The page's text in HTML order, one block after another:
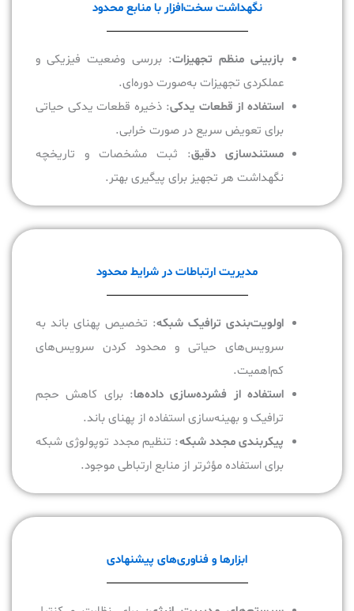
نگهداشت سخت‌افزار با منابع محدود
بازبینی منظم تجهیزات: بررسی وضعیت فیزیکی و
عملکردی تجهیزات به‌صورت دوره‌ای.
استفاده از قطعات یدکی: ذخیره قطعات یدکی حیاتی
برای تعویض سریع در صورت خرابی.
مستندسازی دقیق: ثبت مشخصات و تاریخچه
نگهداشت هر تجهیز برای پیگیری بهتر.
مدیریت ارتباطات در شرایط محدود
اولویت‌بندی ترافیک شبکه: تخصیص پهنای باند به
سرویس‌های حیاتی و محدود کردن سرویس‌های
کم‌اهمیت.
استفاده از فشرده‌سازی داده‌ها: برای کاهش حجم
ترافیک و بهینه‌سازی استفاده از پهنای باند.
پیکربندی مجدد شبکه: تنظیم مجدد توپولوژی شبکه
برای استفاده مؤثرتر از منابع ارتباطی موجود.
ابزارها و فناوری‌های پیشنهادی